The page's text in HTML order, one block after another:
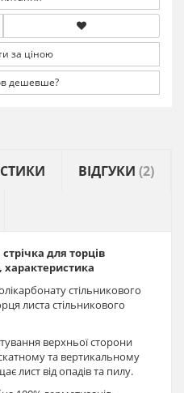
за ціною
дешевше?
ВІДГУКИ (2)
для торців
характеристика
стільникового
листа стільникового
верхньої сторони
та вертикальному
лист від опадів та пилу.